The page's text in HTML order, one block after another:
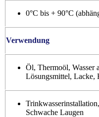
0°C bis + 90°C
Verwendung
Öl, Thermoöl, Wasser
Lösungsmittel, Lacke,
Schwache Laugen